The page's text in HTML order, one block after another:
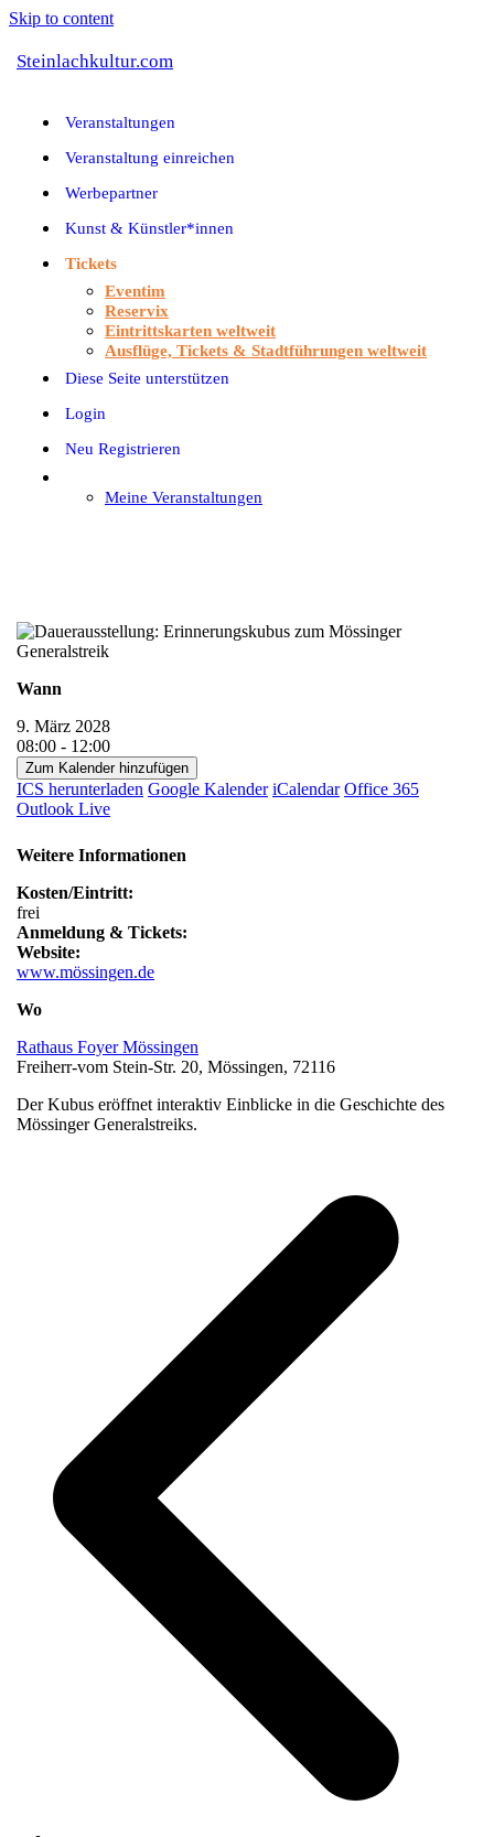
Skip to content
Steinlachkultur.com
Veranstaltungen
Veranstaltung einreichen
Werbepartner
Kunst & Künstler*innen
Tickets
Eventim
Reservix
Eintrittskarten weltweit
Ausflüge, Tickets & Stadtführungen weltweit
Diese Seite unterstützen
Login
Neu Registrieren
Meine Veranstaltungen
Wann
9. März 2028
08:00 - 12:00
Zum Kalender hinzufügen
ICS herunterladen Google Kalender iCalendar Office 365
Outlook Live
Weitere Informationen
Kosten/Eintritt:
frei
Anmeldung & Tickets:
Website:
www.mössingen.de
Wo
Rathaus Foyer Mössingen
Freiherr-vom Stein-Str. 20, Mössingen, 72116
Der Kubus eröffnet interaktiv Einblicke in die Geschichte des
Mössinger Generalstreiks.